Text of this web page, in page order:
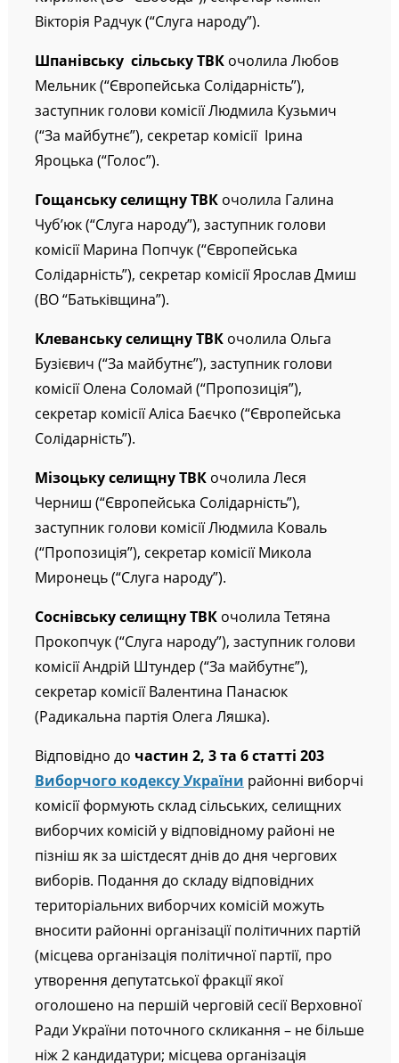
Кирилюк (ВО “Свобода”), секретар комісії
Шпанівськусільську ТВКочолила Любов
Мельник (“Європейська Солідарність”),
заступник голови комісії Людмила Кузьмич
(“За майбутнє”), секретар комісії Ірина
Гощанську селищну ТВКочолила Галина
Чуб’юк (“Слуга народу”), заступник голови
комісії Марина Попчук (“Європейська
Солідарність”), секретар комісії Ярослав Дмиш
Клеванську селищну ТВКочолила Ольга
Бузієвич (“За майбутнє”), заступник голови
комісії Олена Соломай (“Пропозиція”),
секретар комісії Аліса Баєчко (“Європейська
Мізоцькуселищну ТВКочолила Леся
Черниш (“Європейська Солідарність”),
заступник голови комісії Людмила Коваль
(“Пропозиція”), секретар комісії Микола
Соснівську селищну ТВКочолила Тетяна
Прокопчук (“Слуга народу”), заступник голови
комісії Андрій Штундер (“За майбутнє”),
секретар комісії Валентина Панасюк
Відповідно дочастин 2, 3 та 6 статті 203
Виборчого кодексу Українирайонні виборчі
комісії формують склад сільських, селищних
виборчих комісій у відповідному районі не
пізніш як за шістдесят днів до дня чергових
виборів. Подання до складу відповідних
територіальних виборчих комісій можуть
вносити районні організації політичних партій
(місцева організація політичної партії, про
утворення депутатської фракції якої
оголошено на першій черговій сесії Верховної
Ради України поточного скликання – не більше